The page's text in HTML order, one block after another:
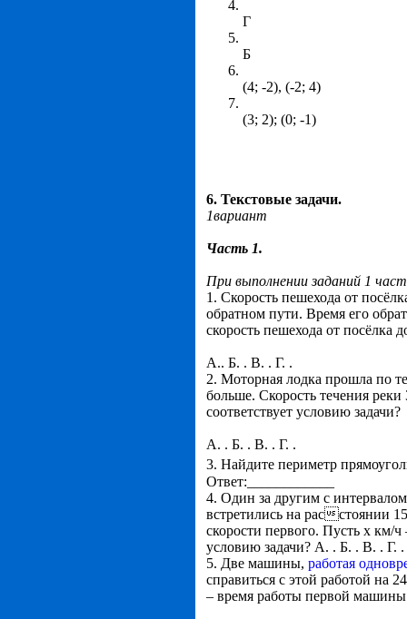
Г
Б
(4; -2), (-2; 4)
(3; 2); (0; -1)
6. Текстовые задачи.
1вариант
Часть 1.
При выполнении заданий 1
1. Скорость пешехода от
обратном пути. Время его
скорость пешехода от посёлка
А.. Б. . В. . Г. .
2. Моторная лодка прошла по
больше. Скорость течения
соответствует условию задачи?
А. . Б. . В. . Г. .
3. Найдите периметр
Ответ:____________
4. Один за другим с
встретились на расстоянии
скорости первого. Пусть х км/
условию задачи? А. . Б. . В. . Г. .
5. Две машины, работая
справиться с этой работой на
– время работы первой машины.